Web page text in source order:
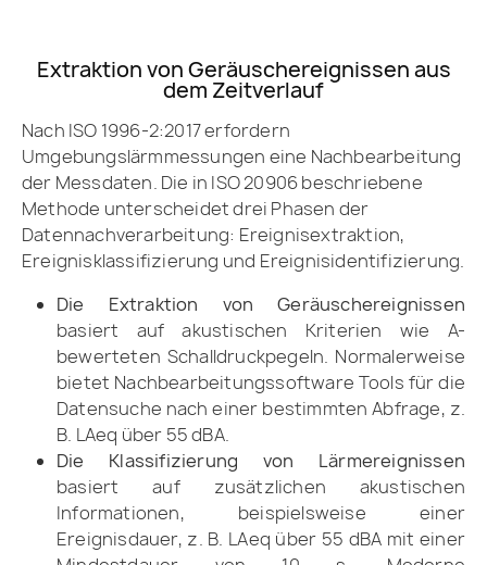
Extraktion von Geräuschereignissen aus
dem Zeitverlauf
Nach ISO 1996-2:2017 erfordern
Umgebungslärmmessungen eine Nachbearbeitung
der Messdaten. Die in ISO 20906 beschriebene
Methode unterscheidet drei Phasen der
Datennachverarbeitung: Ereignisextraktion,
Ereignisklassifizierung und Ereignisidentifizierung.
Die Extraktion von Geräuschereignissen
basiert auf akustischen Kriterien wie A-
bewerteten Schalldruckpegeln. Normalerweise
bietet Nachbearbeitungssoftware Tools für die
Datensuche nach einer bestimmten Abfrage, z.
B. LAeq über 55 dBA.
Die Klassifizierung von Lärmereignissen
basiert auf zusätzlichen akustischen
Informationen, beispielsweise einer
Ereignisdauer, z. B. LAeq über 55 dBA mit einer